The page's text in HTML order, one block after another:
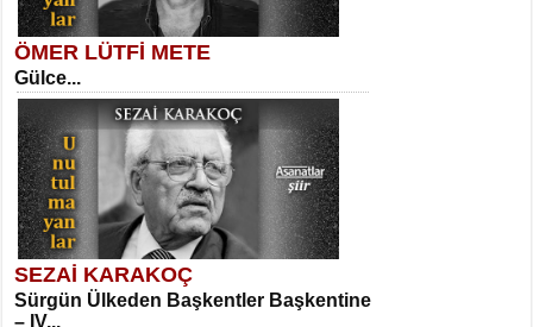
MEHMET TAŞTAN
Vagon’da Bir Şairle...
SITKI CANEY
Mehmet Çoban
Elmira...
ÖMER LÜTFİ METE
Gülce...
SEZAİ KARAKOÇ
Sürgün Ülkeden Başkentler Başkentine
– IV...